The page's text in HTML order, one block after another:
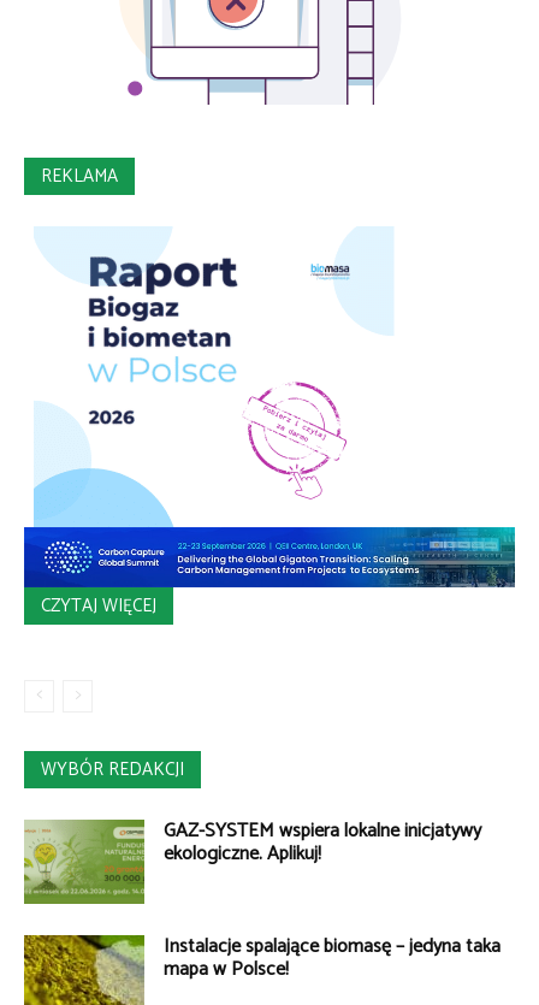
REKLAMA
CZYTAJ WIĘCEJ
WYBÓR REDAKCJI
GAZ-SYSTEM wspiera lokalne inicjatywy
ekologiczne. Aplikuj!
Instalacje spalające biomasę – jedyna taka
mapa w Polsce!